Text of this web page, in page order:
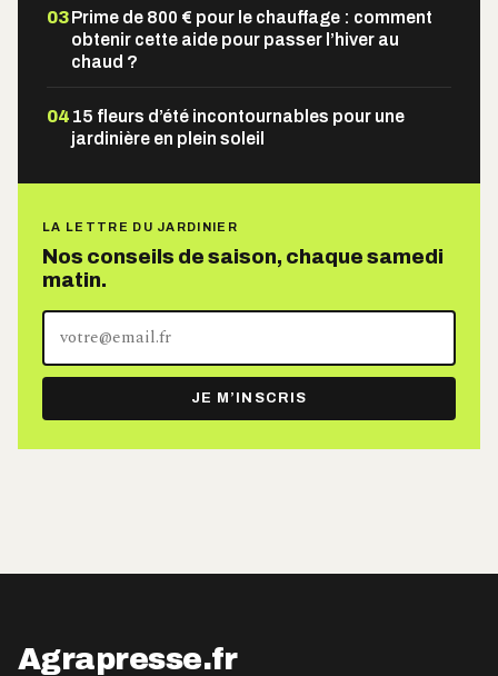
03Prime de 800 € pour le chauffage : comment
obtenir cette aide pour passer l’hiver au
chaud ?
04 15 fleurs d’été incontournables pour une
jardinière en plein soleil
LA LETTRE DU JARDINIER
Nos conseils de saison, chaque samedi
matin.
Votre
adresse
e-
mail
JE M’INSCRIS
Agrapresse.fr